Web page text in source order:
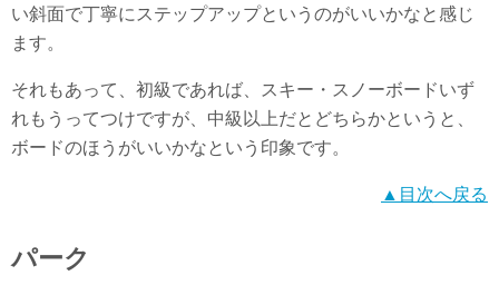
い斜面で丁寧にステップアップというのがいいかなと感じ
ます。
それもあって、初級であれば、スキー・スノーボードいず
れもうってつけですが、中級以上だとどちらかというと、
ボードのほうがいいかなという印象です。
▲目次へ戻る
パーク